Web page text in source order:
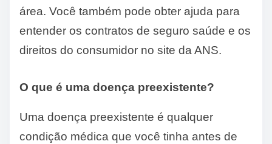
área. Você também pode obter ajuda para
entender os contratos de seguro saúde e os
direitos do consumidor no site da ANS.
O que é uma doença preexistente?
Uma doença preexistente é qualquer
condição médica que você tinha antes de